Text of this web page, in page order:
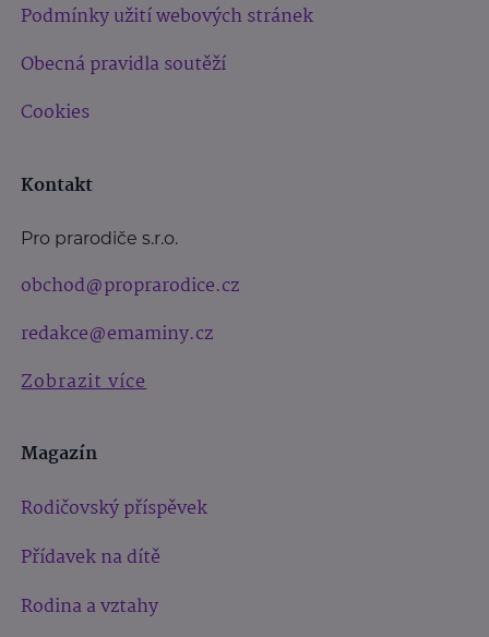
Podmínky užití webových stránek
Obecná pravidla soutěží
Cookies
Kontakt
Pro prarodiče s.r.o.
obchod@proprarodice.cz
redakce@emaminy.cz
Zobrazit více
Magazín
Rodičovský příspěvek
Přídavek na dítě
Rodina a vztahy